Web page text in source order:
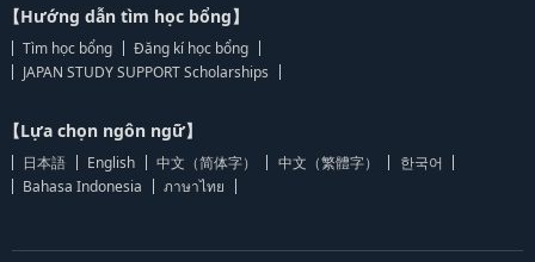
【Hướng dẫn tìm học bổng】
Tìm học bổng
Đăng kí học bổng
JAPAN STUDY SUPPORT Scholarships
【Lựa chọn ngôn ngữ】
日本語 English 中文（简体字） 中文（繁體字）
한국어
Bahasa Indonesia
ภาษาไทย